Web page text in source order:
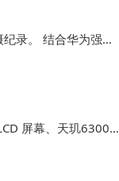
录。 结合华为强大
屏幕、天玑6300